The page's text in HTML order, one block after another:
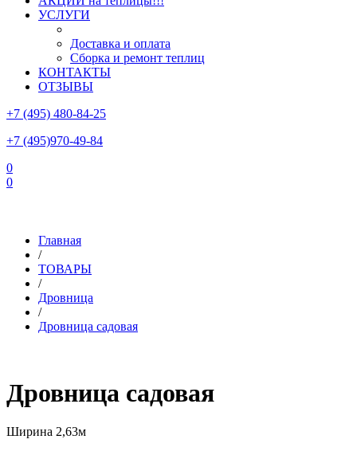
УСЛУГИ
Доставка и оплата
Сборка и ремонт теплиц
КОНТАКТЫ
ОТЗЫВЫ
+7 (495) 480-84-25
+7 (495)970-49-84
0
0
Главная
/
ТОВАРЫ
/
Дровница
/
Дровница садовая
Дровница садовая
Ширина 2,63м